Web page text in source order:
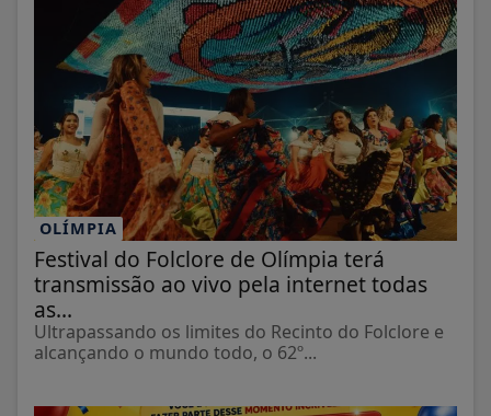
OLÍMPIA
Festival do Folclore de Olímpia terá
transmissão ao vivo pela internet todas
as...
Ultrapassando os limites do Recinto do Folclore e
alcançando o mundo todo, o 62º...